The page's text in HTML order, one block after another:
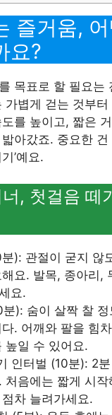
즐거움,
요?
목표로 할 필요는
가볍게 걷는 것부
를 높이고, 짧은
아갔죠. 중요한 건 ‘
’예요.
, 첫걸음 떼
): 관절이 굳지 않
요. 발목, 종아리,
요.
): 숨이 살짝 찰 정
. 어깨와 팔을 힘
높일 수 있어요.
인터벌 (10분): 2
처음에는 짧게 시작
차 늘려가세요.